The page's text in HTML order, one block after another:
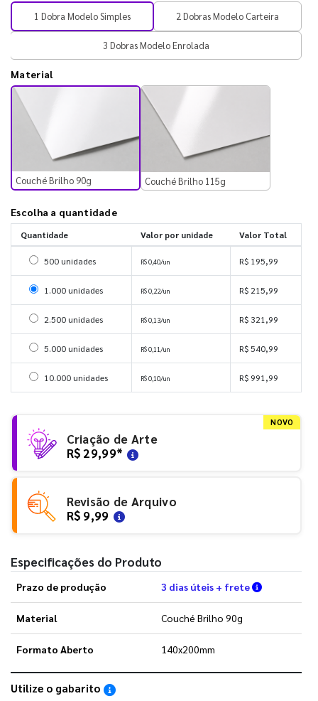
1 Dobra Modelo Simples 2 Dobras Modelo Carteira
3 Dobras Modelo Enrolada
Material
Couché Brilho 90g Couché Brilho 115g
Escolha a quantidade
Quantidade Valor por unidade Valor Total
Selecionar 500 unidades
500 unidades R$ 0,40/un R$ 195,99
Selecionar 1000 unidades
1.000 unidades R$ 0,22/un R$ 215,99
Selecionar 2500 unidades
2.500 unidades R$ 0,13/un R$ 321,99
Selecionar 5000 unidades
5.000 unidades R$ 0,11/un R$ 540,99
Selecionar 10000 unidades
10.000 unidades R$ 0,10/un R$ 991,99
NOVO
Criação de Arte
R$ 29,99*
Revisão de Arquivo
R$ 9,99
Especificações do Produto
Prazo de produção 3 dias úteis + frete Verifique
Material Couché Brilho 90g
Formato Aberto 140x200mm
Utilize o gabarito Saiba como utilizar os nossos gabaritos